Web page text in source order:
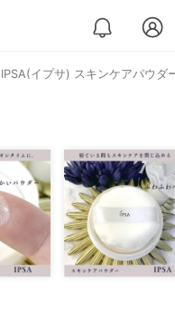
IPSA(イプサ) スキンケアパウダ